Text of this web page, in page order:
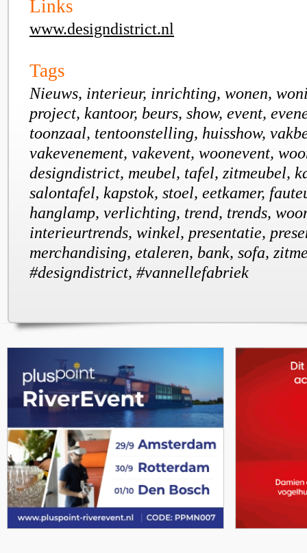
Links
www.designdistrict.nl
Tags
Nieuws, interieur, inrichting, wonen,
project, kantoor, beurs, show, event,
toonzaal, tentoonstelling, huisshow,
vakevenement, vakevent, woonevent,
designdistrict, meubel, tafel, zitmeubel,
salontafel, kapstok, stoel, eetkamer,
hanglamp, verlichting, trend, trends,
interieurtrends, winkel, presentatie,
merchandising, etaleren, bank, sofa,
#designdistrict, #vannellefabriek